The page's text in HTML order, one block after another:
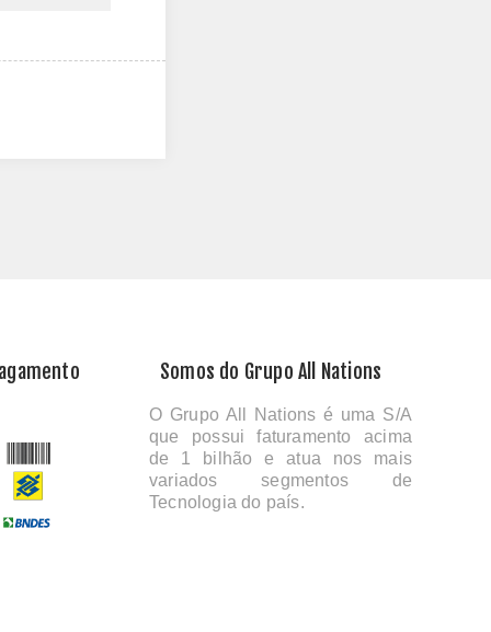
Somos do Grupo All Nations
O Grupo All Nations é uma S/A
que possui faturamento acima
de 1 bilhão e atua nos mais
variados segmentos de
Tecnologia do país.